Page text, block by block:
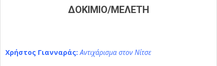
ΔΟΚΙΜΙΟ/ΜΕΛΕΤΗ
Χρήστος Γιανναράς: Αντιχάρισμα στον Νίτσε